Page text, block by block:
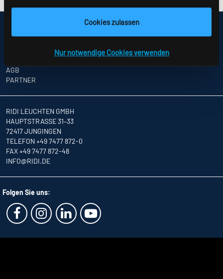
Cookies zulassen
Nur notwendige Cookies verwenden
HINWEISE ZUR STREITBEILEGUNG
AGB
PARTNER
RIDI LEUCHTEN GMBH
HAUPTSTRASSE 31–33
72417 JUNGINGEN
TELEFON +49 7477 872-0
FAX +49 7477 872-48
INFO@RIDI.DE
Folgen Sie uns: